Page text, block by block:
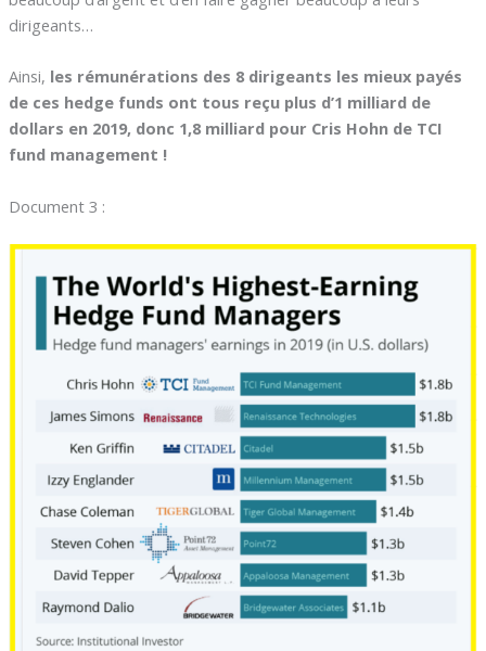
dirigeants…
Ainsi, les rémunérations des 8 dirigeants les mieux payés
de ces hedge funds ont tous reçu plus d’1 milliard de
dollars en 2019, donc 1,8 milliard pour Cris Hohn de TCI
fund management !
Document 3 :